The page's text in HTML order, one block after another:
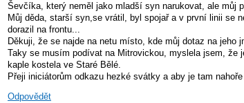
Ševčíka, který neměl jako mladší syn narukovat, ale můj
Můj děda, starší syn,se vrátil, byl spojař a v první linii se
dorazil na frontu...
Děkuji, že se najde na netu místo, kde můj dotaz na jeho
Taky se musím podívat na Mitrovickou, myslela jsem,
kaple kostela ve Staré Bělé.
Přeji iniciátorům odkazu hezké svátky a aby je tam nahoře
Odpovědět